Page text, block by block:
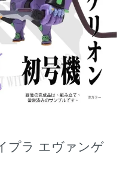
プラ エヴァンゲ